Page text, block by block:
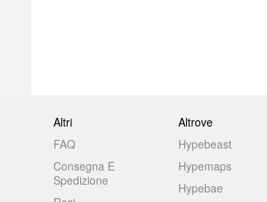
Altri
FAQ
Consegna E
Spedizione
Altrove
Hypebeast
Hypemaps
Hypebae